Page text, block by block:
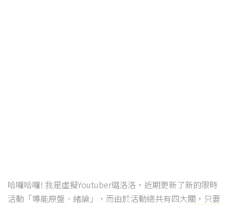
哈囉哈囉! 我是虛擬Youtuber璐洛洛，近期更新了新的限時
活動「導能原盤．緒論」，而由於活動總共有四大關，只要